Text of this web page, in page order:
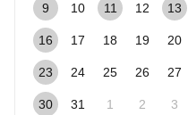
9 10 11 12 13
16 17 18 19 20
23 24 25 26 27
30 31 1 2 3